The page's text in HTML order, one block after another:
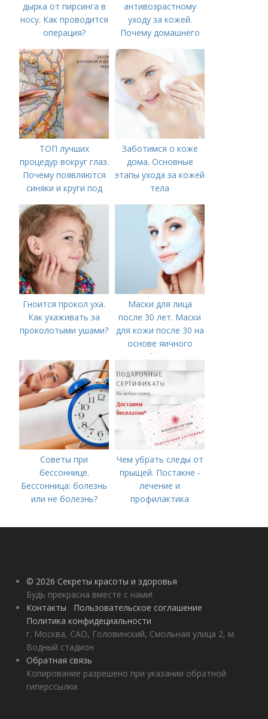
дырка от пирсинга в
носу. Как проводится
операция?
антивозрастному
уходу за кожей.
Почему домашнего
ТОП лучших
процедур вокруг глаз.
Почему появляются
синяки и круги под
Заботимся о коже
дома. Основные
этапы ухода за кожей
тела
Гноится прокол уха.
Как ухаживать за
проколотыми ушами?
Маски для лица
после 30 лет. Маски
для кожи после 30 на
основе яичного
белка
Советы при
бессоннице.
Бессонница: болезнь
или не болезнь?
Чем убрать следы от
прыщей. Постакне -
лечение и
профилактика
© 2026 Секреты красоты и здоровья
Будь прекрасна вместе с нами!
Контакты
Пользовательское соглашение
Политика конфидециальности
г. Москва, САО, Головинский, Смольная улица 2, м.
Водный стадион
Обратная связь
Копирование разрешено при указании обратной
гиперссылки.